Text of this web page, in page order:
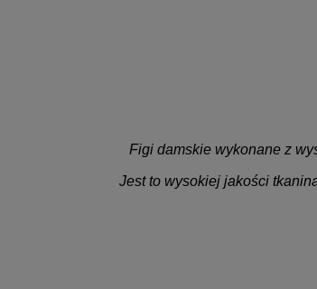
Figi damskie wykonane z
Jest to wysokiej jakości